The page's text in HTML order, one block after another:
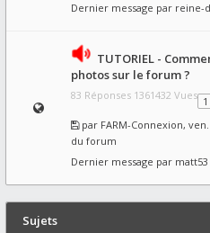
Dernier message par reine-
TUTORIEL -
photos sur le forum ?
83 Réponses 1361432 Vues 1
par FARM-Connexion,
du forum
Dernier message par matt53
Sujets